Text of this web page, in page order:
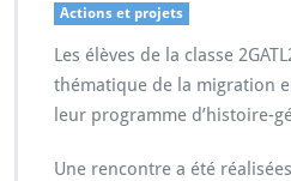
Actions et projets
Les élèves de la classe
thématique de la migration
leur programme d’histoire-
Une rencontre a été